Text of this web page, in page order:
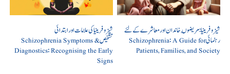
شیزوفرینیا: مریضوں, خاندان اور معاشرے کے لئے
رہنمائی Schizophrenia: A Guide for
Patients, Families, and Society
شیزوفرینیا کی علامات اور ابتدائی
تشخیص Schizophrenia Symptoms &
Diagnostics: Recognising the Early
Signs